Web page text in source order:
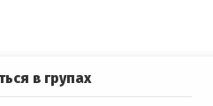
в групах